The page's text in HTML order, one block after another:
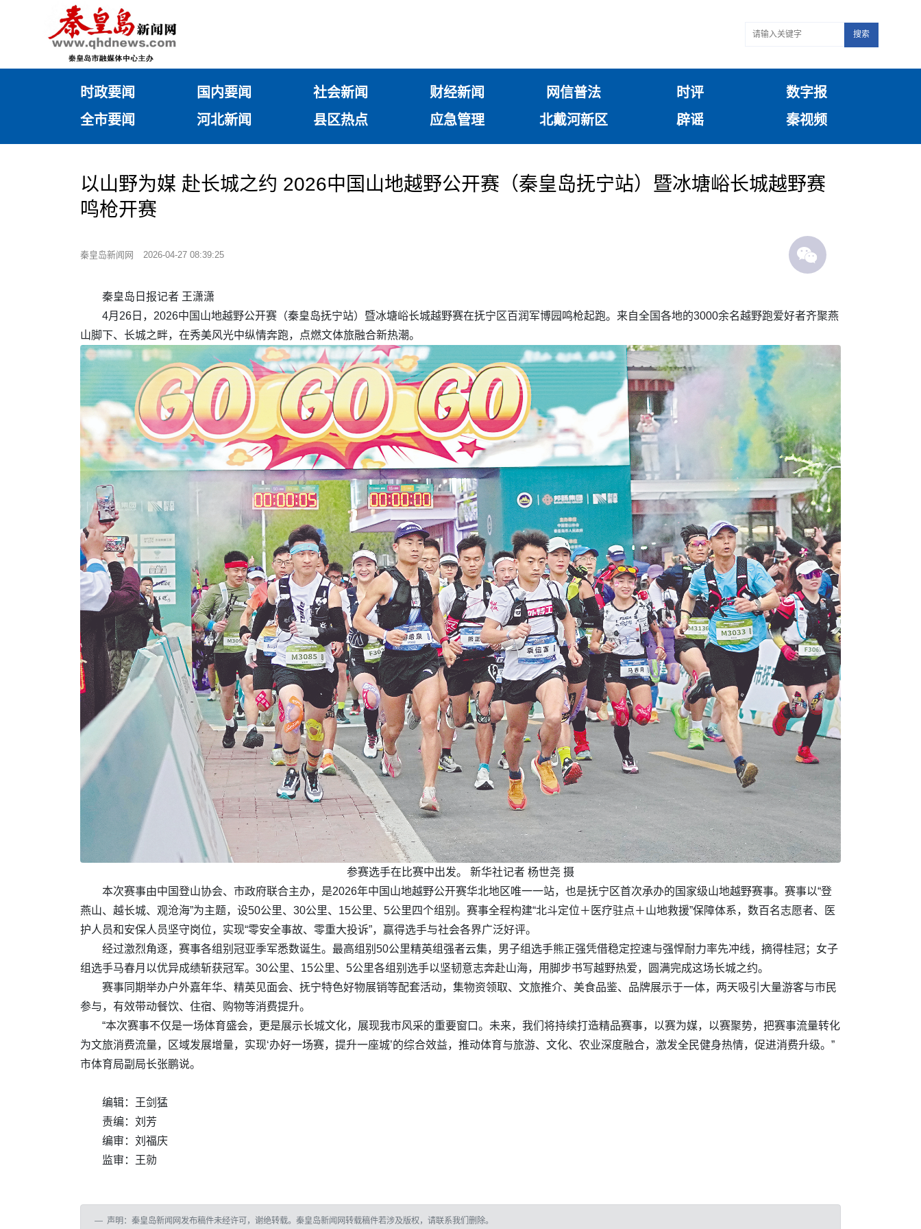
搜索
时政要闻 国内要闻 社会新闻 财经新闻 网信普法 时评
数字报
全市要闻
河北新闻 县区热点 应急管理 北戴河新区 辟谣 秦视频
以山野为媒 赴长城之约 2026中国山地越野公开赛（秦皇岛抚宁站）暨冰塘峪长城越野赛
鸣枪开赛
秦皇岛新闻网 2026-04-27 08:39:25
秦皇岛日报记者 王潇潇
4月26日，2026中国山地越野公开赛（秦皇岛抚宁站）暨冰塘峪长城越野赛在抚宁区百润军博园鸣枪起跑。来自全国各地的3000余名越野跑爱好者齐聚燕
山脚下、长城之畔，在秀美风光中纵情奔跑，点燃文体旅融合新热潮。
参赛选手在比赛中出发。 新华社记者 杨世尧 摄
本次赛事由中国登山协会、市政府联合主办，是2026年中国山地越野公开赛华北地区唯一一站，也是抚宁区首次承办的国家级山地越野赛事。赛事以“登
燕山、越长城、观沧海”为主题，设50公里、30公里、15公里、5公里四个组别。赛事全程构建“北斗定位＋医疗驻点＋山地救援”保障体系，数百名志愿者、医
护人员和安保人员坚守岗位，实现“零安全事故、零重大投诉”，赢得选手与社会各界广泛好评。
经过激烈角逐，赛事各组别冠亚季军悉数诞生。最高组别50公里精英组强者云集，男子组选手熊正强凭借稳定控速与强悍耐力率先冲线，摘得桂冠；女子
组选手马春月以优异成绩斩获冠军。30公里、15公里、5公里各组别选手以坚韧意志奔赴山海，用脚步书写越野热爱，圆满完成这场长城之约。
赛事同期举办户外嘉年华、精英见面会、抚宁特色好物展销等配套活动，集物资领取、文旅推介、美食品鉴、品牌展示于一体，两天吸引大量游客与市民
参与，有效带动餐饮、住宿、购物等消费提升。
“本次赛事不仅是一场体育盛会，更是展示长城文化，展现我市风采的重要窗口。未来，我们将持续打造精品赛事，以赛为媒，以赛聚势，把赛事流量转化
为文旅消费流量，区域发展增量，实现‘办好一场赛，提升一座城’的综合效益，推动体育与旅游、文化、农业深度融合，激发全民健身热情，促进消费升级。”
市体育局副局长张鹏说。
编辑：王剑猛
责编：刘芳
编审：刘福庆
监审：王勍
声明：秦皇岛新闻网发布稿件未经许可，谢绝转载。秦皇岛新闻网转载稿件若涉及版权，请联系我们删除。